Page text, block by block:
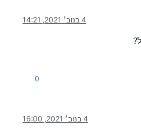
4 בנוב׳ 2021, 14:21
0
4 בנוב׳ 2021, 16:00